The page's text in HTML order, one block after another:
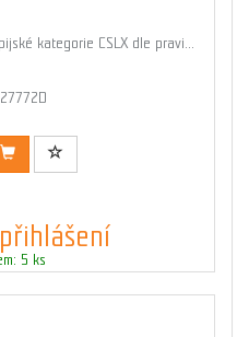
kategorie CSLX dle pravi...
5 ks